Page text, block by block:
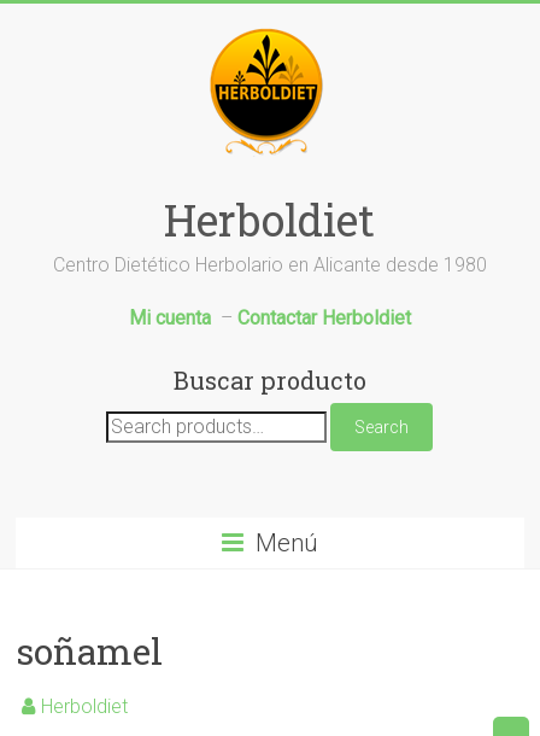
Herboldiet
Centro Dietético Herbolario en Alicante desde 1980
Mi cuenta – Contactar Herboldiet
Buscar producto
Search
for:
Search
Menú
soñamel
Herboldiet